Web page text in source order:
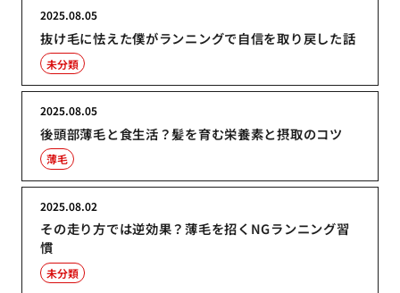
抜け毛に怯えた僕がランニングで自信を取り戻した話
2025.08.05
未分類
後頭部薄毛と食生活？髪を育む栄養素と摂取のコツ
2025.08.05
薄毛
その走り方では逆効果？薄毛を招くNGランニング習
慣
2025.08.02
未分類